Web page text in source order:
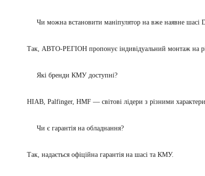
Чи можна встановити маніпулятор на вже наявне шасі
Так, АВТО-РЕГІОН пропонує індивідуальний монтаж на
Які бренди КМУ доступні?
HIAB, Palfinger, HMF — світові лідери з різними
Чи є гарантія на обладнання?
Так, надається офіційна гарантія на шасі та КМУ.